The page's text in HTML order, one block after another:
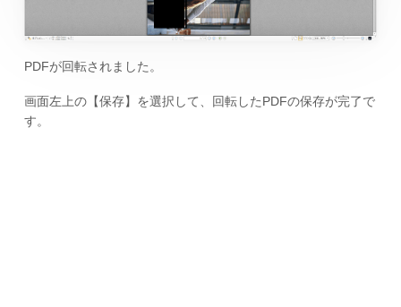
PDFが回転されました。
画面左上の【保存】を選択して、回転したPDFの保存が完了で
す。